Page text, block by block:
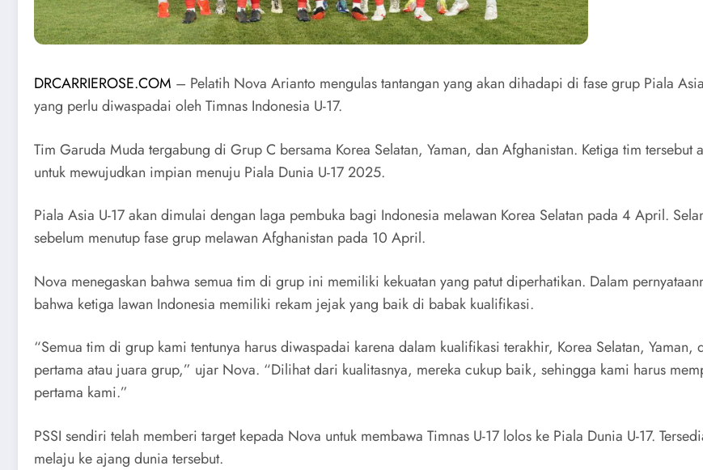
DRCARRIEROSE.COM – Pelatih Nova Arianto mengulas tantangan yang akan dihadapi di fase grup Piala
yang perlu diwaspadai oleh Timnas Indonesia U-17.
Tim Garuda Muda tergabung di Grup C bersama Korea Selatan, Yaman, dan Afghanistan. Ketiga tim
untuk mewujudkan impian menuju Piala Dunia U-17 2025.
Piala Asia U-17 akan dimulai dengan laga pembuka bagi Indonesia melawan Korea Selatan pada 4 April.
sebelum menutup fase grup melawan Afghanistan pada 10 April.
Nova menegaskan bahwa semua tim di grup ini memiliki kekuatan yang patut diperhatikan. Dalam
bahwa ketiga lawan Indonesia memiliki rekam jejak yang baik di babak kualifikasi.
“Semua tim di grup kami tentunya harus diwaspadai karena dalam kualifikasi terakhir, Korea Selatan,
pertama atau juara grup,” ujar Nova. “Dilihat dari kualitasnya, mereka cukup baik, sehingga kami harus
pertama kami.”
PSSI sendiri telah memberi target kepada Nova untuk membawa Timnas U-17 lolos ke Piala Dunia U-17.
melaju ke ajang dunia tersebut.